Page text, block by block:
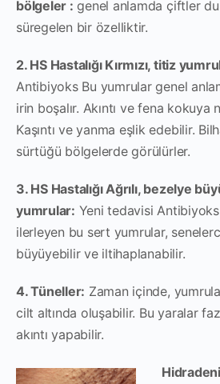
bölgeler : genel anlamda çiftler
süregelen bir özelliktir.
2. HS Hastalığı Kırmızı, titiz
Antibiyoks Bu yumrular genel
irin boşalır. Akıntı ve fena kokuya
Kaşıntı ve yanma eşlik edebilir.
sürtüğü bölgelerde görülürler.
3. HS Hastalığı Ağrılı, bezelye
yumrular: Yeni tedavisi
ilerleyen bu sert yumrular,
büyüyebilir ve iltihaplanabilir.
4. Tüneller: Zaman içinde,
cilt altında oluşabilir. Bu yaralar
akıntı yapabilir.